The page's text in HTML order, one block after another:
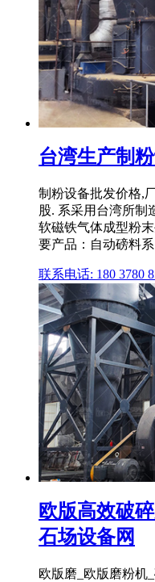
台湾生产制
制粉设备批发价格,
股. 系采用台湾所制
软磁铁气体成型粉
要产品：自动磅料系
联系电话: 180 3780
欧版高效破
石场设备网
欧版磨_欧版磨粉机